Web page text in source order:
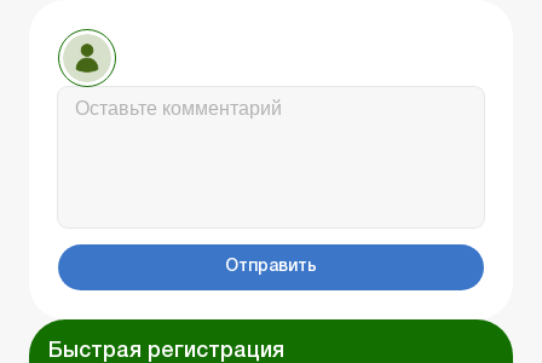
Отправить
Быстрая регистрация